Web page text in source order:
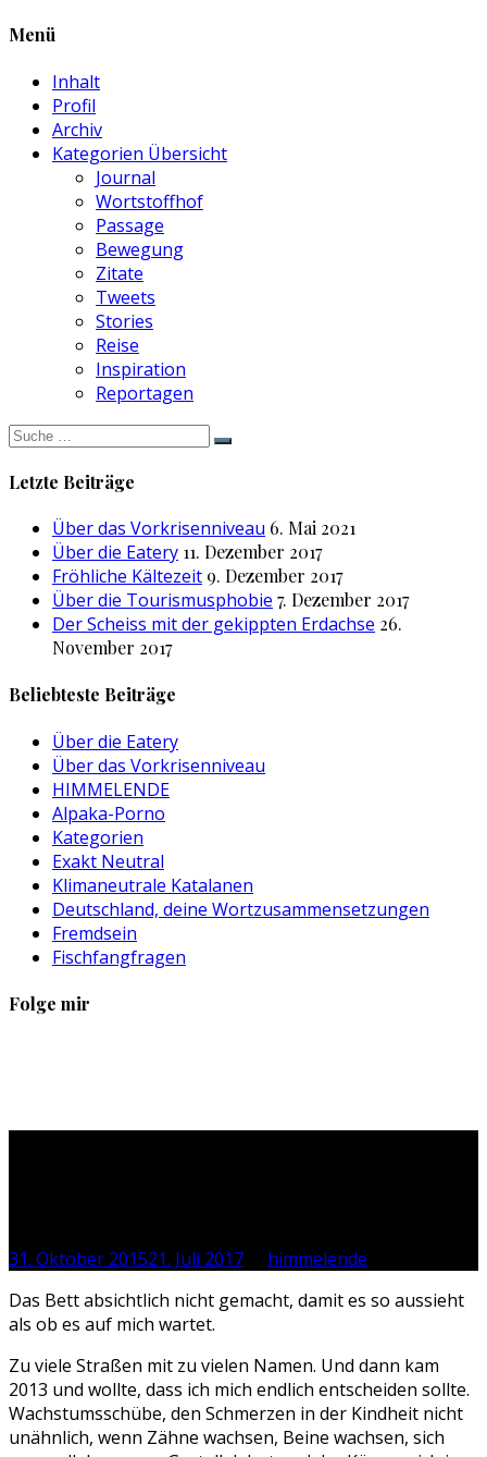
Menü
Inhalt
Profil
Archiv
Kategorien Übersicht
Journal
Wortstoffhof
Passage
Bewegung
Zitate
Tweets
Stories
Reise
Inspiration
Reportagen
Suche
nach:
Letzte Beiträge
Über das Vorkrisenniveau 6. Mai 2021
Über die Eatery 11. Dezember 2017
Fröhliche Kältezeit 9. Dezember 2017
Über die Tourismusphobie 7. Dezember 2017
Der Scheiss mit der gekippten Erdachse 26.
November 2017
Beliebteste Beiträge
Über die Eatery
Über das Vorkrisenniveau
HIMMELENDE
Alpaka-Porno
Kategorien
Exakt Neutral
Klimaneutrale Katalanen
Deutschland, deine Wortzusammensetzungen
Fremdsein
Fischfangfragen
Folge mir
31. Oktober 201521. Juli 2017
himmelende
Das Bett absichtlich nicht gemacht, damit es so aussieht
als ob es auf mich wartet.
Zu viele Straßen mit zu vielen Namen. Und dann kam
2013 und wollte, dass ich mich endlich entscheiden sollte.
Wachstumsschübe, den Schmerzen in der Kindheit nicht
unähnlich, wenn Zähne wachsen, Beine wachsen, sich